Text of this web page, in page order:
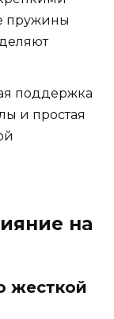
пружины
поддержка
и простая
на
жесткой